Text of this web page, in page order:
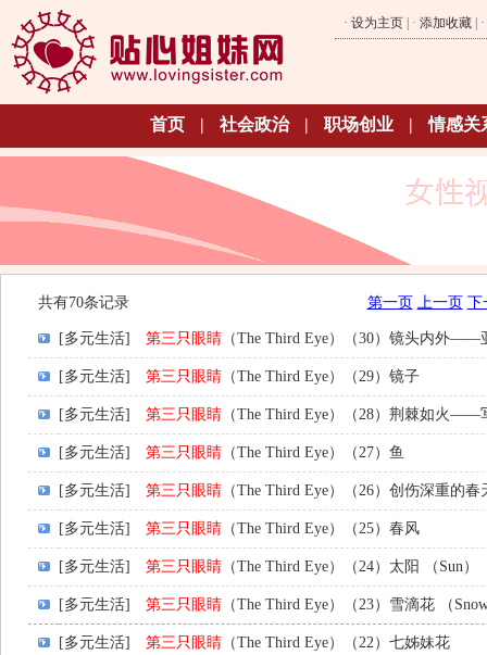
· 设为主页 | · 添加收藏 | ·
首页 | 社会政治 | 职场创业 | 情感关
共有70条记录 第一页 上一页 下
[多元生活] 第三只眼睛 （The Third Eye）（30）镜头内外——
[多元生活] 第三只眼睛 （The Third Eye）（29）镜子
[多元生活] 第三只眼睛 （The Third Eye）（28）荆棘如火——
[多元生活] 第三只眼睛 （The Third Eye）（27）鱼
[多元生活] 第三只眼睛 （The Third Eye）（26）创伤深重的
[多元生活] 第三只眼睛 （The Third Eye）（25）春风
[多元生活] 第三只眼睛 （The Third Eye）（24）太阳 （Sun）
[多元生活] 第三只眼睛 （The Third Eye）（23）雪滴花 （
[多元生活] 第三只眼睛 （The Third Eye）（22）七姊妹花